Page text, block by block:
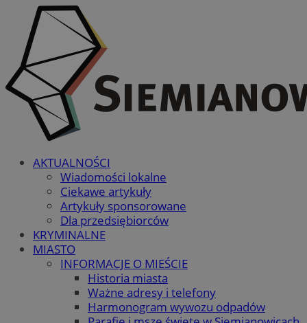
AKTUALNOŚCI
Wiadomości lokalne
Ciekawe artykuły
Artykuły sponsorowane
Dla przedsiębiorców
KRYMINALNE
MIASTO
INFORMACJE O MIEŚCIE
Historia miasta
Ważne adresy i telefony
Harmonogram wywozu odpadów